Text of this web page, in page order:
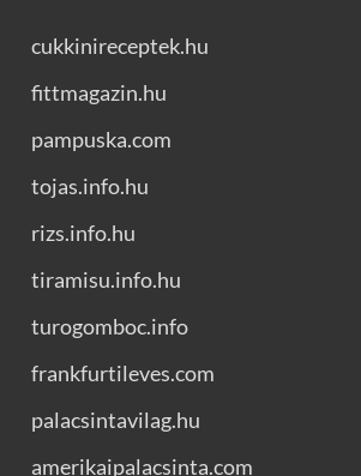
cukkinireceptek.hu
fittmagazin.hu
pampuska.com
tojas.info.hu
rizs.info.hu
tiramisu.info.hu
turogomboc.info
frankfurtileves.com
palacsintavilag.hu
amerikaipalacsinta.com